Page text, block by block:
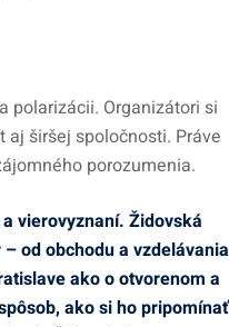
polarizácii. Organizátori si
širšej spoločnosti. Práve
porozumenia.
vierovyznaní. Židovská
od obchodu a vzdelávania
ako o otvorenom a
ako si ho pripomínať